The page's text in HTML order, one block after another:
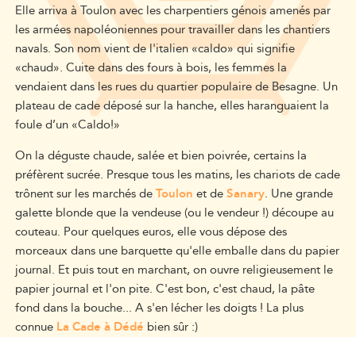
Elle arriva à Toulon avec les charpentiers génois amenés par
les armées napoléoniennes pour travailler dans les chantiers
navals. Son nom vient de l'italien «caldo» qui signifie
«chaud». Cuite dans des fours à bois, les femmes la
vendaient dans les rues du quartier populaire de Besagne. Un
plateau de cade déposé sur la hanche, elles haranguaient la
foule d’un «Caldo!»
On la déguste chaude, salée et bien poivrée, certains la
préfèrent sucrée. Presque tous les matins, les chariots de cade
trônent sur les marchés deToulon et deSanary. Une grande
galette blonde que la vendeuse (ou le vendeur !) découpe au
couteau. Pour quelques euros, elle vous dépose des
morceaux dans une barquette qu'elle emballe dans du papier
journal. Et puis tout en marchant, on ouvre religieusement le
papier journal et l'on pite. C'est bon, c'est chaud, la pâte
fond dans la bouche... A s'en lécher les doigts ! La plus
connue La Cade à Dédé bien sûr :)